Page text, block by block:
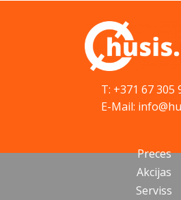
T: +371 67 305
E-Mail:
Preces
Akcijas
Serviss